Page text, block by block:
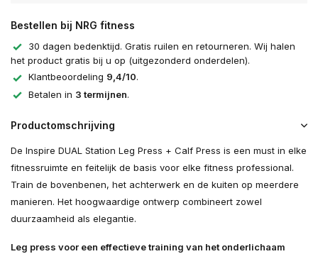
Bestellen bij NRG fitness
30 dagen bedenktijd. Gratis ruilen en retourneren. Wij halen
het product gratis bij u op (uitgezonderd onderdelen).
Klantbeoordeling 9,4/10.
Betalen in 3 termijnen.
Productomschrijving
De Inspire DUAL Station Leg Press + Calf Press is een must in elke
fitnessruimte en feitelijk de basis voor elke fitness professional.
Train de bovenbenen, het achterwerk en de kuiten op meerdere
manieren. Het hoogwaardige ontwerp combineert zowel
duurzaamheid als elegantie.
Leg press voor een effectieve training van het onderlichaam